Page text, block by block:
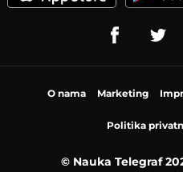
O nama Marketing
Politika
© Nauka Telegraf